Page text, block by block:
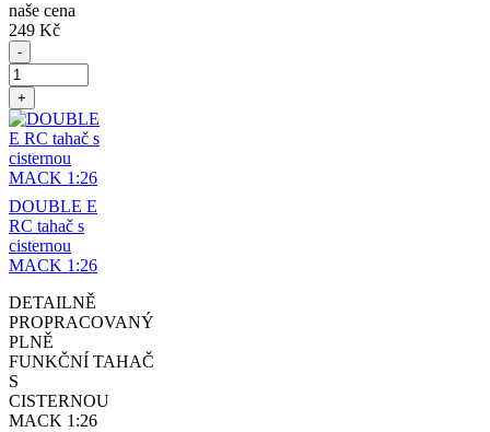
naše cena
249 Kč
-
+
DOUBLE E
RC tahač s
cisternou
MACK 1:26
DETAILNĚ
PROPRACOVANÝ
PLNĚ
FUNKČNÍ TAHAČ
S
CISTERNOU
MACK 1:26